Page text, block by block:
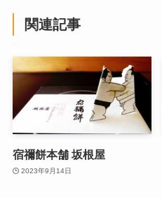
関連記事
宿禰餅本舗 坂根屋
2023年9月14日